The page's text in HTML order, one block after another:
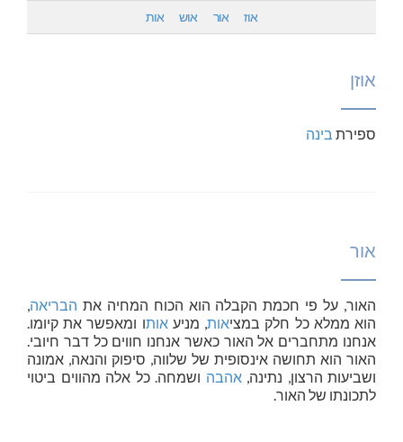
אוז אור אוש אות
אוזן
ספירת בינה
אור
האור, על פי חכמת הקבלה הוא הכוח המחיה את הבריאה,
הוא ממלא כל חלק במציאות, מניעאותו ומאפשר את קיומו.
אנחנו מתחברים אל האור כאשר אנחנו חווים כל דבר חיובי.
האור הוא תחושה אינסופית של שלווה, סיפוק והנאה, אמונה
ושביעות הרצון, נתינה,אהבה ושמחה. כל אלה מהווים ביטוי
לתכונתו של האור.
ניווט